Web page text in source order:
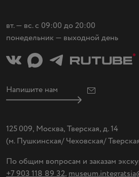
вт. — вс. с 09:00 до 20:00
понедельник — выходной день
Напишите нам
125 009, Москва, Тверская, д. 14
(м. Пушкинская/ Чеховская/
По общим вопросам и заказам
+7 903 118 89 32,